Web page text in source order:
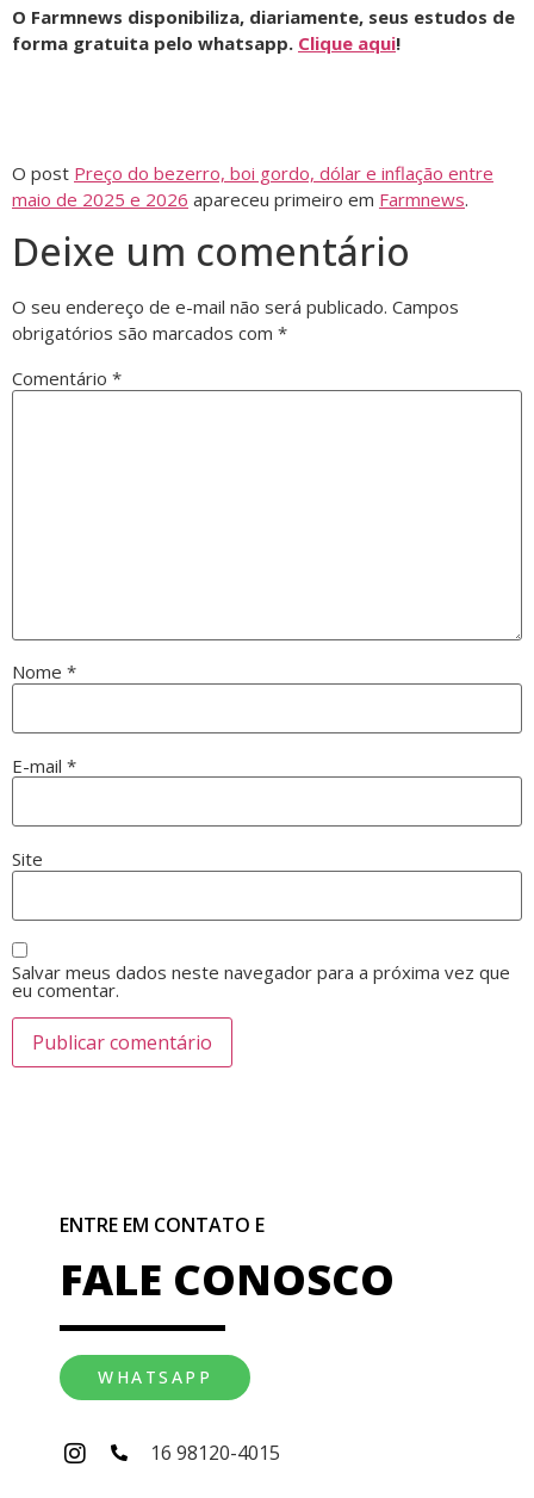
O Farmnews disponibiliza, diariamente, seus estudos de
forma gratuita pelo whatsapp. Clique aqui!
O post Preço do bezerro, boi gordo, dólar e inflação entre
maio de 2025 e 2026 apareceu primeiro em Farmnews.
Deixe um comentário
O seu endereço de e-mail não será publicado. Campos
obrigatórios são marcados com *
Comentário *
Nome *
E-mail *
Site
Salvar meus dados neste navegador para a próxima vez que
eu comentar.
ENTRE EM CONTATO E
FALE CONOSCO
WHATSAPP
16 98120-4015